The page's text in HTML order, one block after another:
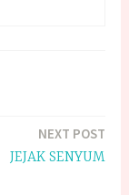
NEXT POST
JEJAK SENYUM